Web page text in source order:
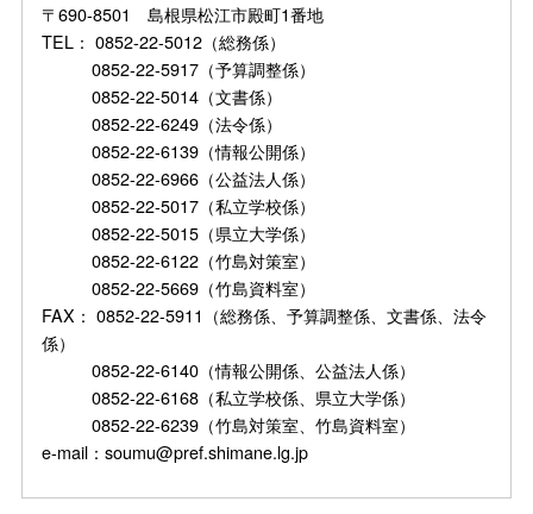
〒690-8501 島根県松江市殿町1番地
TEL： 0852-22-5012（総務係）
0852-22-5917（予算調整係）
0852-22-5014（文書係）
0852-22-6249（法令係）
0852-22-6139（情報公開係）
0852-22-6966（公益法人係）
0852-22-5017（私立学校係）
0852-22-5015（県立大学係）
0852-22-6122（竹島対策室）
0852-22-5669（竹島資料室）
FAX： 0852-22-5911（総務係、予算調整係、文書係、法令
係）
0852-22-6140（情報公開係、公益法人係）
0852-22-6168（私立学校係、県立大学係）
0852-22-6239（竹島対策室、竹島資料室）
e-mail：soumu@pref.shimane.lg.jp